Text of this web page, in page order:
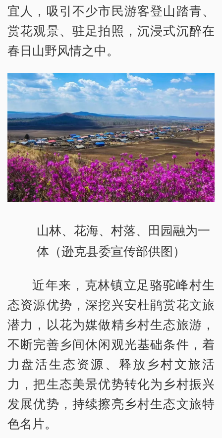
宜人，吸引不少市民游客登山踏青、
赏花观景、驻足拍照，沉浸式沉醉在
春日山野风情之中。
山林、花海、村落、田园融为一
体（逊克县委宣传部供图）
近年来，克林镇立足骆驼峰村生
态资源优势，深挖兴安杜鹃赏花文旅
潜力，以花为媒做精乡村生态旅游，
不断完善乡间休闲观光基础条件，着
力盘活生态资源、释放乡村文旅活
力，把生态美景优势转化为乡村振兴
发展优势，持续擦亮乡村生态文旅特
色名片。